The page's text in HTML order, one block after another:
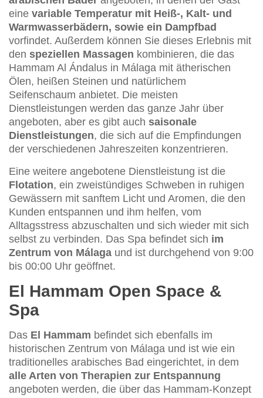
eine variable Temperatur mit Heiß-, Kalt- und
Warmwasserbädern, sowie ein Dampfbad
vorfindet. Außerdem können Sie dieses Erlebnis mit
den speziellen Massagen kombinieren, die das
Hammam Al Ándalus in Málaga mit ätherischen
Ölen, heißen Steinen und natürlichem
Seifenschaum anbietet. Die meisten
Dienstleistungen werden das ganze Jahr über
angeboten, aber es gibt auch saisonale
Dienstleistungen, die sich auf die Empfindungen
der verschiedenen Jahreszeiten konzentrieren.
Eine weitere angebotene Dienstleistung ist die
Flotation, ein zweistündiges Schweben in ruhigen
Gewässern mit sanftem Licht und Aromen, die den
Kunden entspannen und ihm helfen, vom
Alltagsstress abzuschalten und sich wieder mit sich
selbst zu verbinden. Das Spa befindet sich im
Zentrum von Málaga und ist durchgehend von 9:00
bis 00:00 Uhr geöffnet.
El Hammam Open Space &
Spa
Das El Hammam befindet sich ebenfalls im
historischen Zentrum von Málaga und ist wie ein
traditionelles arabisches Bad eingerichtet, in dem
alle Arten von Therapien zur Entspannung
angeboten werden, die über das Hammam-Konzept